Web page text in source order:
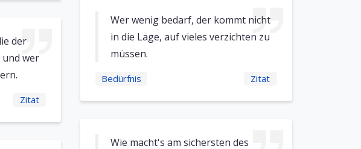
der
wer
Zitat
Wer wenig bedarf, der kommt nicht
in die Lage, auf vieles verzichten zu
müssen.
Bedürfnis Zitat
Wie macht's am sichersten des